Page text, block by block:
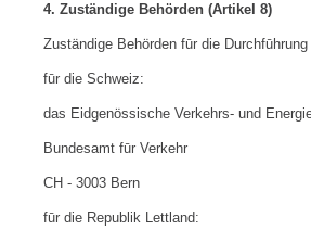
4. Zuständige Behörden (Artikel 8)
Zuständige Behörden fūr die
fūr die Schweiz:
das Eidgenössische Verkehrs- und
Bundesamt fūr Verkehr
CH - 3003 Bern
fūr die Republik Lettland: